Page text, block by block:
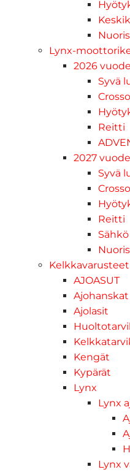
Lynx-
2026
Syvä
Reitti
2027
Syvä
Reitti
Sähkö
AJOASUT
Ajohanskat
Ajolasit
Kengät
Kypärät
Lynx
Lynx
Lynx